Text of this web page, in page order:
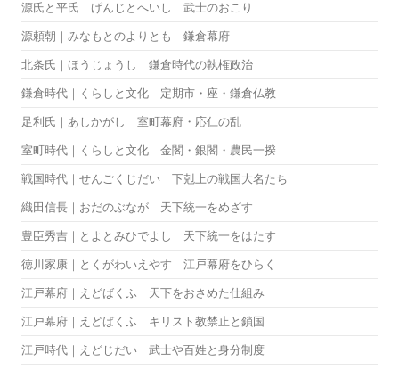
源氏と平氏｜げんじとへいし 武士のおこり
源頼朝｜みなもとのよりとも 鎌倉幕府
北条氏｜ほうじょうし 鎌倉時代の執権政治
鎌倉時代｜くらしと文化 定期市・座・鎌倉仏教
足利氏｜あしかがし 室町幕府・応仁の乱
室町時代｜くらしと文化 金閣・銀閣・農民一揆
戦国時代｜せんごくじだい 下剋上の戦国大名たち
織田信長｜おだのぶなが 天下統一をめざす
豊臣秀吉｜とよとみひでよし 天下統一をはたす
徳川家康｜とくがわいえやす 江戸幕府をひらく
江戸幕府｜えどばくふ 天下をおさめた仕組み
江戸幕府｜えどばくふ キリスト教禁止と鎖国
江戸時代｜えどじだい 武士や百姓と身分制度